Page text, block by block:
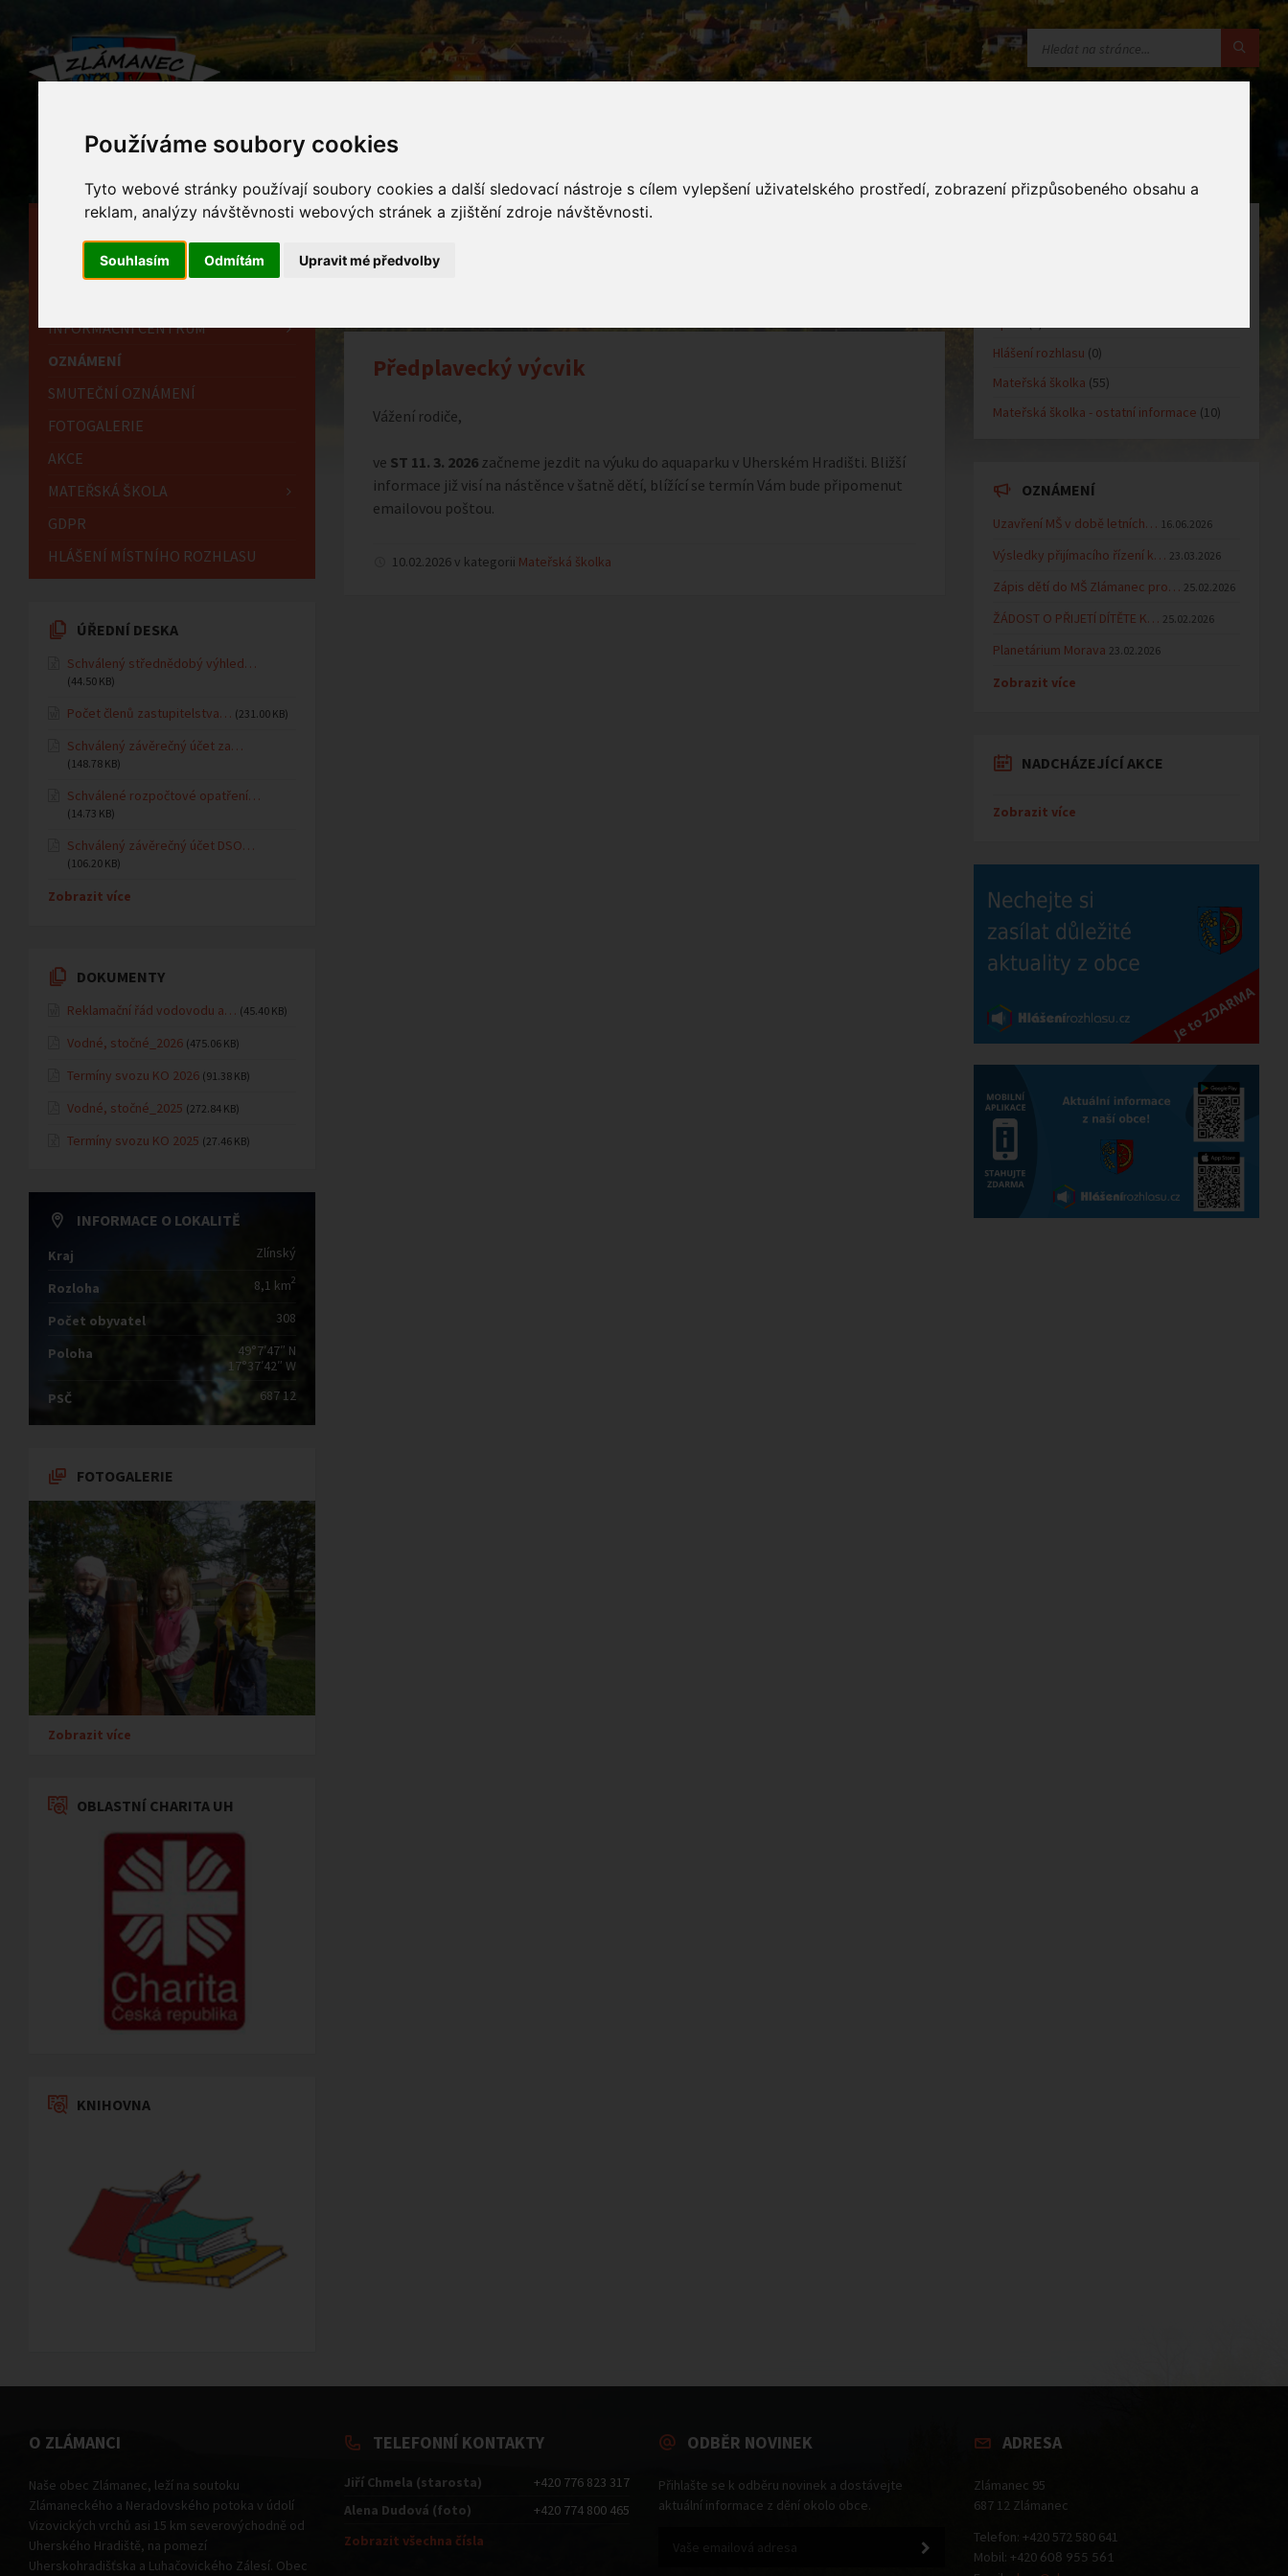
Používáme soubory cookies
Tyto webové stránky používají soubory cookies a další sledovací nástroje s cílem vylepšení uživatelského prostředí, zobrazení přizpůsobeného obsahu a
reklam, analýzy návštěvnosti webových stránek a zjištění zdroje návštěvnosti.
Souhlasím Odmítám Upravit mé předvolby
Předplavecký výcvik
Vážení rodiče,
ve ST 11. 3. 2026začneme jezdit na výuku do aquaparku v Uherském Hradišti. Bližší
informace již visí na nástěnce v šatně dětí, blížící se termín Vám bude připomenut
emailovou poštou.
10.02.2026 v kategorii Mateřská školka
OBECNÍ ÚŘAD
INFORMAČNÍ CENTRUM
OZNÁMENÍ
SMUTEČNÍ OZNÁMENÍ
FOTOGALERIE
AKCE
MATEŘSKÁ ŠKOLA
GDPR
HLÁŠENÍ MÍSTNÍHO ROZHLASU
ÚŘEDNÍ DESKA
Schválený střednědobý výhled…
(44.50 KB)
Počet členů zastupitelstva… (231.00 KB)
Schválený závěrečný účet za…
(148.78 KB)
Schválené rozpočtové opatření…
(14.73 KB)
Schválený závěrečný účet DSO…
(106.20 KB)
Zobrazit více
DOKUMENTY
Reklamační řád vodovodu a… (45.40 KB)
Vodné, stočné_2026 (475.06 KB)
Termíny svozu KO 2026 (91.38 KB)
Vodné, stočné_2025 (272.84 KB)
Termíny svozu KO 2025 (27.46 KB)
INFORMACE O LOKALITĚ
Kraj Zlínský
Rozloha 8,1 km2
Počet obyvatel 308
Poloha
49°7′47″ N
17°37′42″ W
PSČ
687 12
FOTOGALERIE
Zobrazit více
OBLASTNÍ CHARITA UH
KNIHOVNA
Hlášení rozhlasu (0)
Mateřská školka (55)
Mateřská školka - ostatní informace (10)
OZNÁMENÍ
Uzavření MŠ v době letních… 16.06.2026
Výsledky přijímacího řízení k… 23.03.2026
Zápis dětí do MŠ Zlámanec pro… 25.02.2026
ŽÁDOST O PŘIJETÍ DÍTĚTE K… 25.02.2026
Planetárium Morava 23.02.2026
Zobrazit více
NADCHÁZEJÍCÍ AKCE
Zobrazit více
O ZLÁMANCI
Naše obec Zlámanec, leží na soutoku
Zlámaneckého a Neradovského potoka v údolí
Vizovických vrchů asi 15 km severovýchodně od
Uherského Hradiště, na pomezí
Uherskohradišťska a Luhačovického Zálesí. Obec
TELEFONNÍ KONTAKTY
Jiří Chmela (starosta)
+420 776 823 317
Alena Dudová (foto)
+420 774 800 465
Zobrazit všechna čísla
ODBĚR NOVINEK
Přihlašte se k odběru novinek a dostávejte
aktuální informace z dění okolo obce.
ADRESA
Zlámanec 95
687 12 Zlámanec
Telefon: +420 572 580 641
Mobil: +420 608 955 561